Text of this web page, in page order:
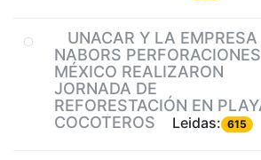
UNACAR Y LA EMPRESA
NABORS
MÉXICO REALIZARON
JORNADA DE
REFORESTACIÓN EN
COCOTEROS
Leidas: 615